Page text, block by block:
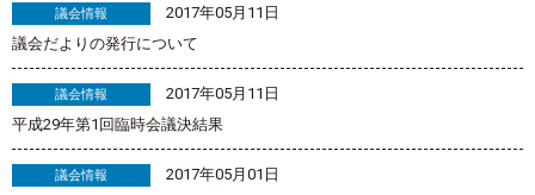
議会情報
2017年05月11日
議会だよりの発行について
議会情報
2017年05月11日
平成29年第1回臨時会議決結果
議会情報
2017年05月01日